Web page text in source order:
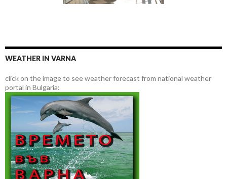
WEATHER IN VARNA
click on the image to see weather forecast from national weather
portal in Bulgaria: